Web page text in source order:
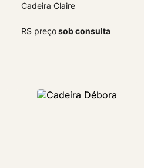
Cadeira Claire
R$ preçosob consulta